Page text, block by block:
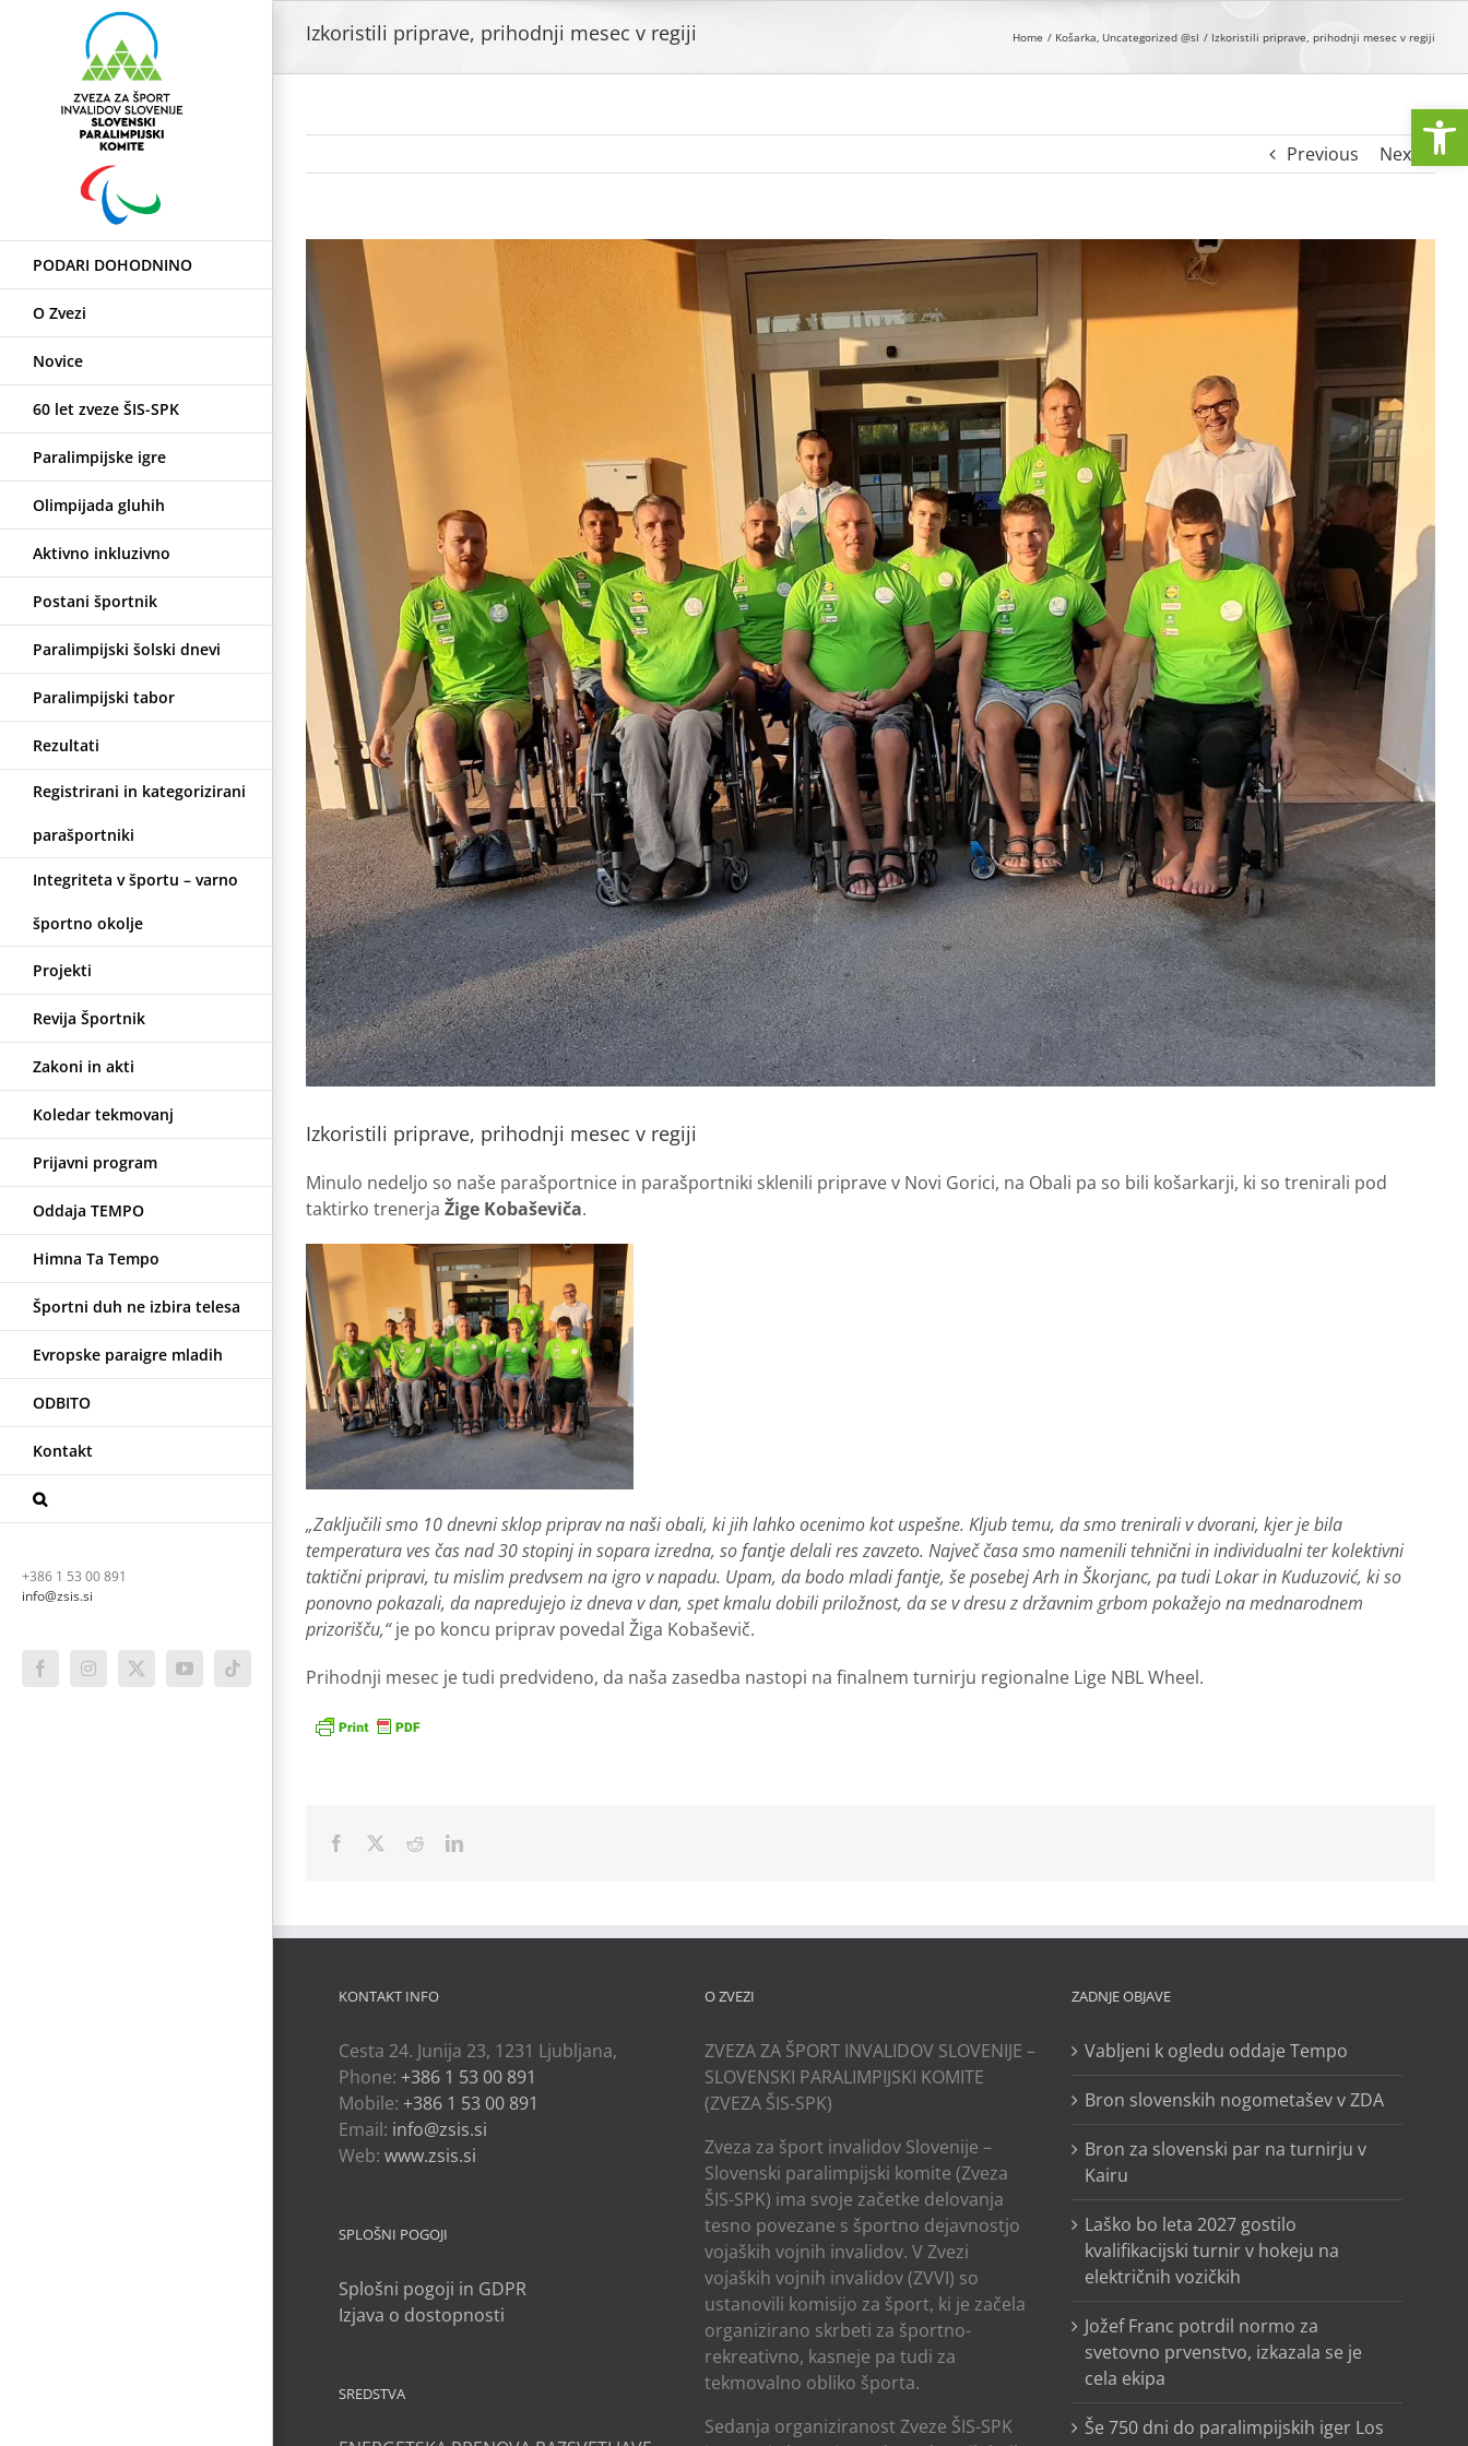
PODARI DOHODNINO
O Zvezi
Novice
60 let zveze ŠIS-SPK
Paralimpijske igre
Olimpijada gluhih
Aktivno inkluzivno
Postani športnik
Paralimpijski šolski dnevi
Paralimpijski tabor
Rezultati
Registrirani in kategorizirani
parašportniki
Integriteta v športu – varno
športno okolje
Projekti
Revija Športnik
Zakoni in akti
Koledar tekmovanj
Prijavni program
Oddaja TEMPO
Himna Ta Tempo
Športni duh ne izbira telesa
Evropske paraigre mladih
ODBITO
Kontakt
+386 1 53 00 891
info@zsis.si
FacebookInstagram
X YouTubeTiktok
Izkoristili priprave, prihodnji mesec v regiji Home Košarka Uncategorized @sl Izkoristili priprave, prihodnji mesec v regiji
Previous Next
Izkoristili priprave, prihodnji mesec v regiji
Minulo nedeljo so naše parašportnice in parašportniki sklenili priprave v Novi Gorici, na Obali pa so bili košarkarji, ki so trenirali pod
taktirko trenerja Žige Kobaševiča.
„Zaključili smo 10 dnevni sklop priprav na naši obali, ki jih lahko ocenimo kot uspešne. Kljub temu, da smo trenirali v dvorani, kjer je bila
temperatura ves čas nad 30 stopinj in sopara izredna, so fantje delali res zavzeto. Največ časa smo namenili tehnični in individualni ter kolektivni
taktični pripravi, tu mislim predvsem na igro v napadu. Upam, da bodo mladi fantje, še posebej Arh in Škorjanc, pa tudi Lokar in Kuduzović, ki so
ponovno pokazali, da napredujejo iz dneva v dan, spet kmalu dobili priložnost, da se v dresu z državnim grbom pokažejo na mednarodnem
prizorišču,“je po koncu priprav povedal Žiga Kobaševič.
Prihodnji mesec je tudi predvideno, da naša zasedba nastopi na finalnem turnirju regionalne Lige NBL Wheel.
Facebook RedditLinkedIn
KONTAKT INFO
Cesta 24. Junija 23, 1231 Ljubljana,
Phone: +386 1 53 00 891
Mobile: +386 1 53 00 891
Email: info@zsis.si
Web: www.zsis.si
SPLOŠNI POGOJI
Splošni pogoji in GDPR
Izjava o dostopnosti
SREDSTVA
O ZVEZI
ZVEZA ZA ŠPORT INVALIDOV SLOVENIJE –
SLOVENSKI PARALIMPIJSKI KOMITE
(ZVEZA ŠIS-SPK)
Zveza za šport invalidov Slovenije –
Slovenski paralimpijski komite (Zveza
ŠIS-SPK) ima svoje začetke delovanja
tesno povezane s športno dejavnostjo
vojaških vojnih invalidov. V Zvezi
vojaških vojnih invalidov (ZVVI) so
ustanovili komisijo za šport, ki je začela
organizirano skrbeti za športno-
rekreativno, kasneje pa tudi za
tekmovalno obliko športa.
Sedanja organiziranost Zveze ŠIS-SPK
ZADNJE OBJAVE
Vabljeni k ogledu oddaje Tempo
Bron slovenskih nogometašev v ZDA
Bron za slovenski par na turnirju v
Kairu
Laško bo leta 2027 gostilo
kvalifikacijski turnir v hokeju na
električnih vozičkih
Jožef Franc potrdil normo za
svetovno prvenstvo, izkazala se je
cela ekipa
Še 750 dni do paralimpijskih iger Los